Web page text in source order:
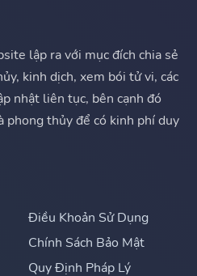
lập ra với mục đích chia sẻ
kinh dịch, xem bói tử vi, các
nhật liên tục, bên cạnh đó
phong thủy để có kinh phí duy
Điều Khoản Sử Dụng
Chính Sách Bảo Mật
Quy Định Pháp Lý